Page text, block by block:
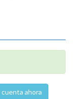
ahora